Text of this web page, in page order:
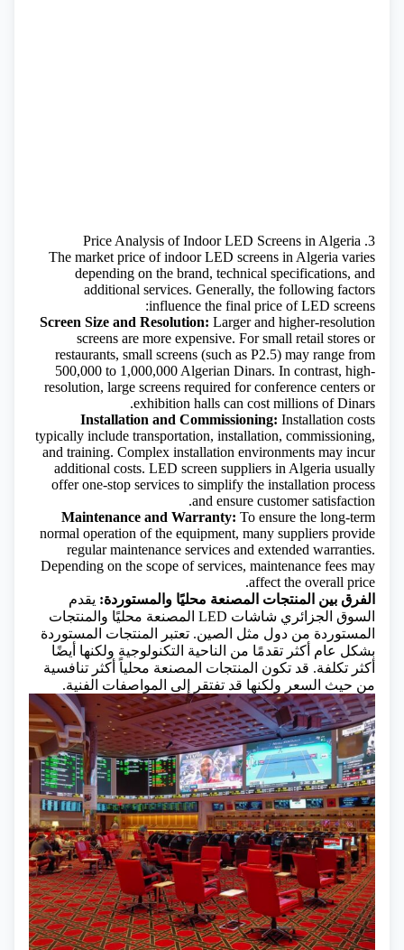
3. Price Analysis of Indoor LED Screens in Algeria
The market price of indoor LED screens in Algeria varies
depending on the brand, technical specifications, and
additional services. Generally, the following factors
influence the final price of LED screens:
Screen Size and Resolution: Larger and higher-resolution
screens are more expensive. For small retail stores or
restaurants, small screens (such as P2.5) may range from
500,000 to 1,000,000 Algerian Dinars. In contrast, high-
resolution, large screens required for conference centers or
exhibition halls can cost millions of Dinars.
Installation and Commissioning: Installation costs
typically include transportation, installation, commissioning,
and training. Complex installation environments may incur
additional costs. LED screen suppliers in Algeria usually
offer one-stop services to simplify the installation process
and ensure customer satisfaction.
Maintenance and Warranty: To ensure the long-term
normal operation of the equipment, many suppliers provide
regular maintenance services and extended warranties.
Depending on the scope of services, maintenance fees may
affect the overall price.
الفرق بين المنتجات المصنعة محليًا والمستوردة: يقدم
السوق الجزائري شاشات LED المصنعة محليًا والمنتجات
المستوردة من دول مثل الصين. تعتبر المنتجات المستوردة
بشكل عام أكثر تقدمًا من الناحية التكنولوجية ولكنها أيضًا
أكثر تكلفة. قد تكون المنتجات المصنعة محلياً أكثر تنافسية
من حيث السعر ولكنها قد تفتقر إلى المواصفات الفنية.